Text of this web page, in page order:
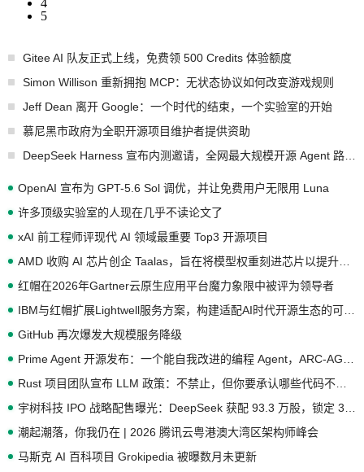
4
5
Gitee AI 队友正式上线，免费领 500 Credits 体验额度
Simon Willison 重新拥抱 MCP：无状态协议如何改变游戏规则
Jeff Dean 离开 Google：一个时代的结束，一个实验室的开始
慕尼黑市政府为全职开源项目维护者提供资助
OpenAI 宣布为 GPT-5.6 Sol 调优，并让免费用户无限用 Luna
许多顶级实验室的人现在几乎不读论文了
xAI 前工程师评现代 AI 领域最重要 Top3 开源项目
红帽在2026年Gartner云原生应用平台魔力象限中被评为领导者
GitHub 再次爆发大规模服务降级
潮起潮落，你我仍在 | 2026 腾讯云粤港澳大湾区架构师峰会
马斯克 AI 百科项目 Grokipedia 被曝数月未更新